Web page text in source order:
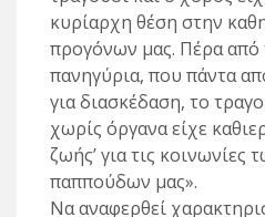
κυρίαρχη θέση στην
προγόνων μας. Πέρα από
πανηγύρια, που πάντα
για διασκέδαση, το
χωρίς όργανα είχε
ζωής’ για τις κοινωνίες
παππούδων μας».
Να αναφερθεί